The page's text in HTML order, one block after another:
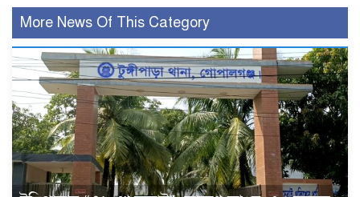
More News Of This Category